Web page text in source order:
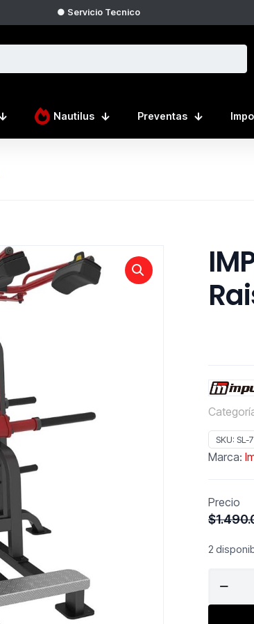
● Servicio Tecnico
Nautilus Preventas
SKU: SL-
Marca:
Precio
$
2
Calf